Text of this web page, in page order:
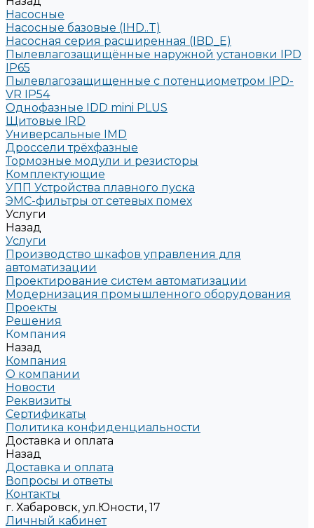
Насосные
Насосные базовые (IHD..T)
Насосная серия расширенная (IBD_E)
Пылевлагозащищённые наружной установки IPD
IP65
Пылевлагозащищенные с потенциометром IPD-
VR IP54
Однофазные IDD mini PLUS
Щитовые IRD
Универсальные IMD
Дроссели трёхфазные
Тормозные модули и резисторы
Комплектующие
УПП Устройства плавного пуска
ЭМС-фильтры от сетевых помех
Услуги
Назад
Услуги
Производство шкафов управления для
автоматизации
Проектирование систем автоматизации
Модернизация промышленного оборудования
Проекты
Решения
Компания
Назад
Компания
О компании
Новости
Реквизиты
Сертификаты
Политика конфиденциальности
Доставка и оплата
Назад
Доставка и оплата
Вопросы и ответы
Контакты
г. Хабаровск, ул.Юности, 17
Личный кабинет